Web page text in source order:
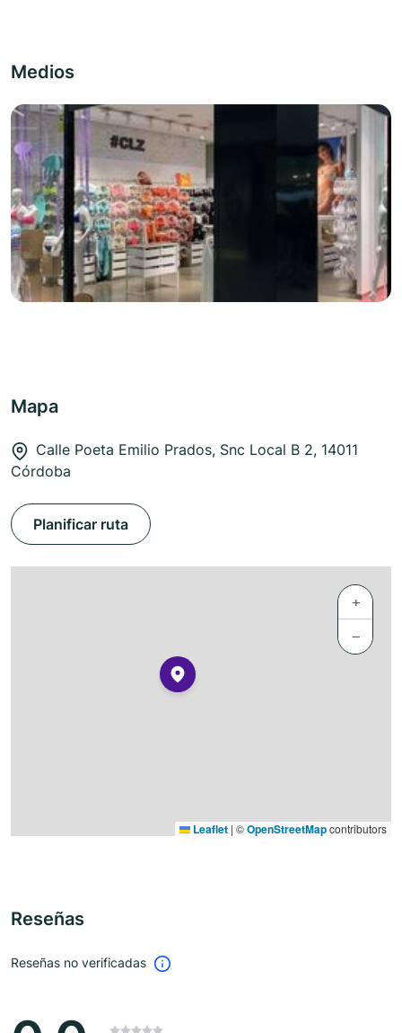
Medios
Mapa
Calle Poeta Emilio Prados, Snc Local B 2, 14011
Córdoba
Planificar ruta
+
−
Leaflet | ©OpenStreetMapcontributors
Reseñas
Reseñas no verificadas